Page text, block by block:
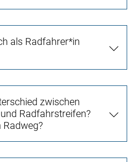
als Radfahrer*in
zwischen
Radfahrstreifen?
Radweg?